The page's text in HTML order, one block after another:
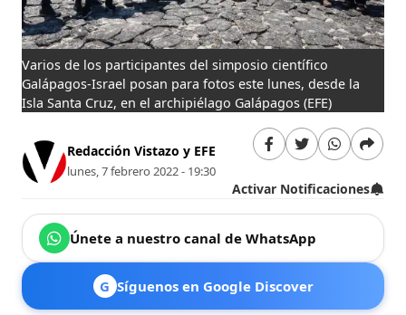
Varios de los participantes del simposio científico
Galápagos-Israel posan para fotos este lunes, desde la
Isla Santa Cruz, en el archipiélago Galápagos (EFE)
Redacción Vistazo y EFE
lunes, 7 febrero 2022 - 19:30
Activar Notificaciones
Únete a nuestro canal de WhatsApp
G Síguenos en Google Discover